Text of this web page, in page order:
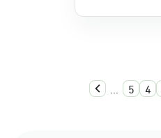
4
5
...